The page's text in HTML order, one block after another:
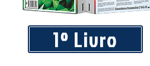
Instalação e Operação
1º Livro